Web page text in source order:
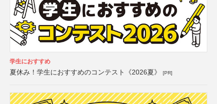
学生におすすめ
夏休み！学生におすすめのコンテスト《2026夏》 [PR]